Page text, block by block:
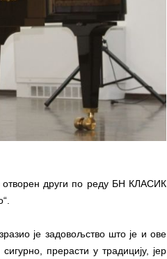
отворен други по реду БН КЛАСИК
је задовољство што је и ове
прерасти у традицију, јер